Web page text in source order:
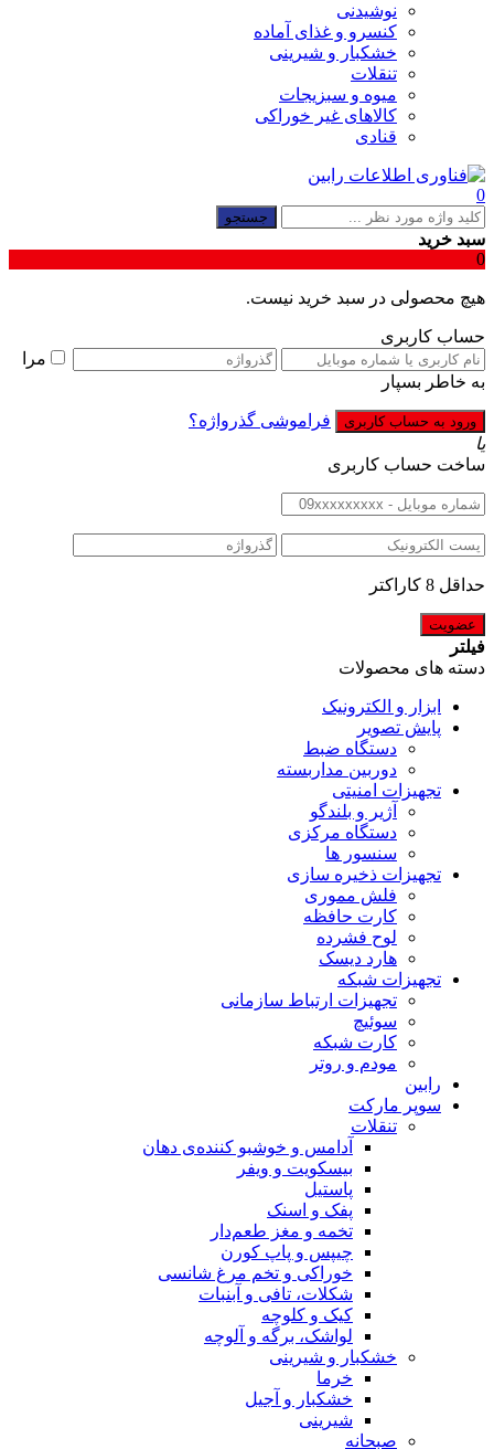
نوشیدنی
کنسرو و غذای آماده
خشکبار و شیرینی
تنقلات
میوه و سبزیجات
کالاهای غیر خوراکی
قنادی
0
جستجو
سبد خرید
0
هیچ محصولی در سبد خرید نیست.
حساب کاربری
مرا
به خاطر بسپار
فراموشی گذرواژه؟
یا
ساخت حساب کاربری
حداقل 8 کاراکتر
فیلتر
دسته های محصولات
ابزار و الکترونیک
پایش تصویر
دستگاه ضبط
دوربین مداربسته
تجهیزات امنیتی
آژیر و بلندگو
دستگاه مرکزی
سنسور ها
تجهیزات ذخیره سازی
فلش مموری
کارت حافظه
لوح فشرده
هارد دیسک
تجهیزات شبکه
تجهیزات ارتباط سازمانی
سوئیچ
کارت شبکه
مودم و روتر
رابین
سوپر مارکت
تنقلات
آدامس و خوشبو کننده‌ی دهان
بیسکویت و ویفر
پاستیل
پفک و اسنک
تخمه و مغز طعم‌دار
چیپس و پاپ کورن
خوراکی و تخم مرغ شانسی
شکلات، تافی و آبنبات
کیک و کلوچه
لواشک، برگه و آلوچه
خشکبار و شیرینی
خرما
خشکبار و آجیل
شیرینی
صبحانه